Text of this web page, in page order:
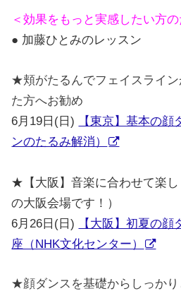
＜効果をもっと実感したい方
● 加藤ひとみのレッスン
★頬がたるんでフェイスライ
た方へお勧め
6月19日(日)
【東京】基本の
ンのたるみ解消）
★【大阪】音楽に合わせて楽し
の大阪会場です！）
6月26日(日)
【大阪】初夏の
座（NHK文化センター）
★顔ダンスを基礎からしっか